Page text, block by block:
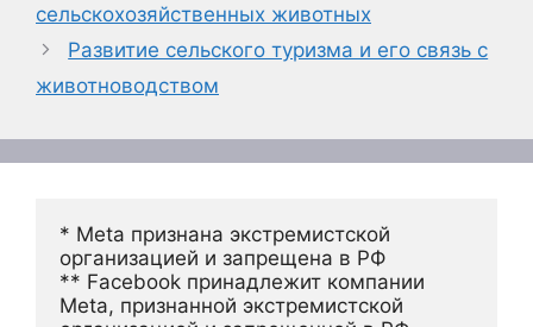
сельскохозяйственных животных
Развитие сельского туризма и его связь с
животноводством
* Meta признана экстремистской
организацией и запрещена в РФ
** Facebook принадлежит компании
Meta, признанной экстремистской